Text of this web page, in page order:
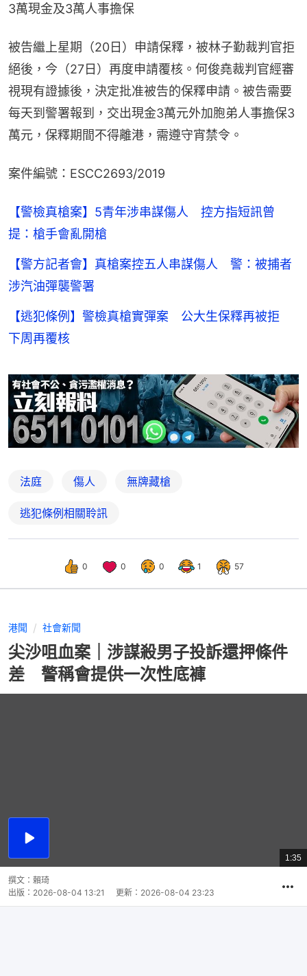
3萬現金及3萬人事擔保
被告繼上星期（20日）申請保釋，被林子勤裁判官拒
絕後，今（27日）再度申請覆核。何俊堯裁判官經審
視現有證據後，決定批准被告的保釋申請。被告需要
每天到警署報到，交出現金3萬元外加胞弟人事擔保3
萬元，保釋期間不得離港，需遵守宵禁令。
案件編號：ESCC2693/2019
【警檢真槍案】5青年涉串謀傷人 控方指短訊曾
提：槍手會亂開槍
【警方記者會】真槍案控五人串謀傷人 警：被捕者
涉汽油彈襲警署
【逃犯條例】警檢真槍實彈案 公大生保釋再被拒
下周再覆核
法庭 傷人 無牌藏槍
逃犯條例相關聆訊
0 0 0 1 57
港聞 社會新聞
尖沙咀血案｜涉謀殺男子投訴還押條件
差 警稱會提供一次性底褲
播
片
總
共
1:35
撰文： 賴琦
出版： 2026-08-04 13:21 更新： 2026-08-04 23:23